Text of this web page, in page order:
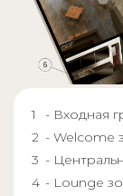
- Входная
- Welcome
-
- Lounge